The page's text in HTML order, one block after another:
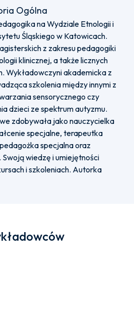
Ogólna
na Wydziale Etnologii i
Śląskiego w Katowicach.
z zakresu pedagogiki
klinicznej, a także licznych
Wykładowczyni akademicka z
szkolenia między innymi z
sensorycznego czy
dzieci ze spektrum autyzmu.
zdobywała jako nauczycielka
specjalne, terapeutka
specjalna oraz
wiedzę i umiejętności
i szkoleniach. Autorka